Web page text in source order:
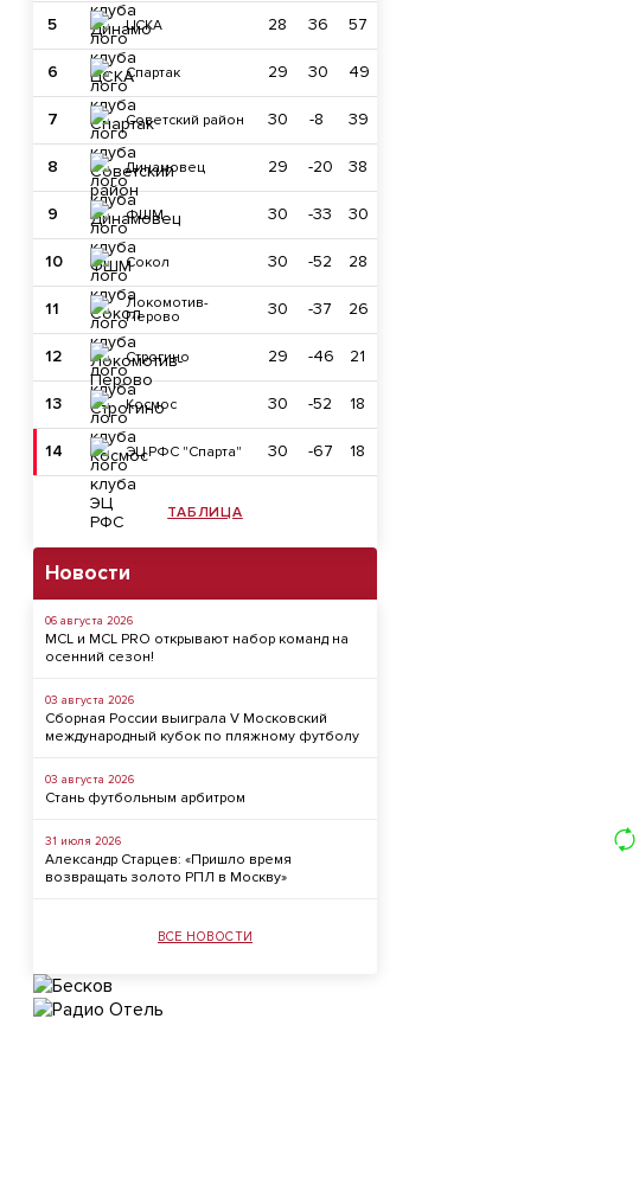
5 ЦСКА 28 36 57
6 Спартак 29 30 49
7 Советский район 30 -8 39
8 Динамовец 29 -20 38
9 ФШМ 30 -33 30
10 Сокол 30 -52 28
11
Локомотив-
Перово
30 -37 26
12 Строгино 29 -46 21
13 Космос 30 -52 18
14 ЭЦ РФС "Спарта" 30 -67 18
ТАБЛИЦА
Новости
06 августа 2026
MCL и MCL PRO открывают набор команд на
осенний сезон!
03 августа 2026
Сборная России выиграла V Московский
международный кубок по пляжному футболу
03 августа 2026
Стань футбольным арбитром
31 июля 2026
Александр Старцев: «Пришло время
возвращать золото РПЛ в Москву»
ВСЕ НОВОСТИ